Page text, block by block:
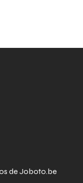
de Joboto.be